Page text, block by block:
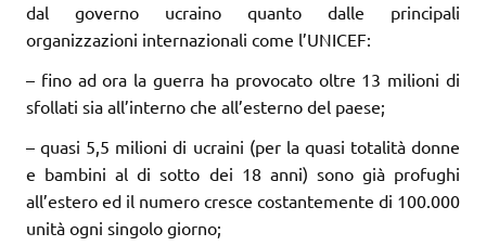
dal governo ucraino quanto dalle principali
organizzazioni internazionali come l’UNICEF:
– fino ad ora la guerra ha provocato oltre 13 milioni di
sfollati sia all’interno che all’esterno del paese;
– quasi 5,5 milioni di ucraini (per la quasi totalità donne
e bambini al di sotto dei 18 anni) sono già profughi
all’estero ed il numero cresce costantemente di 100.000
unità ogni singolo giorno;